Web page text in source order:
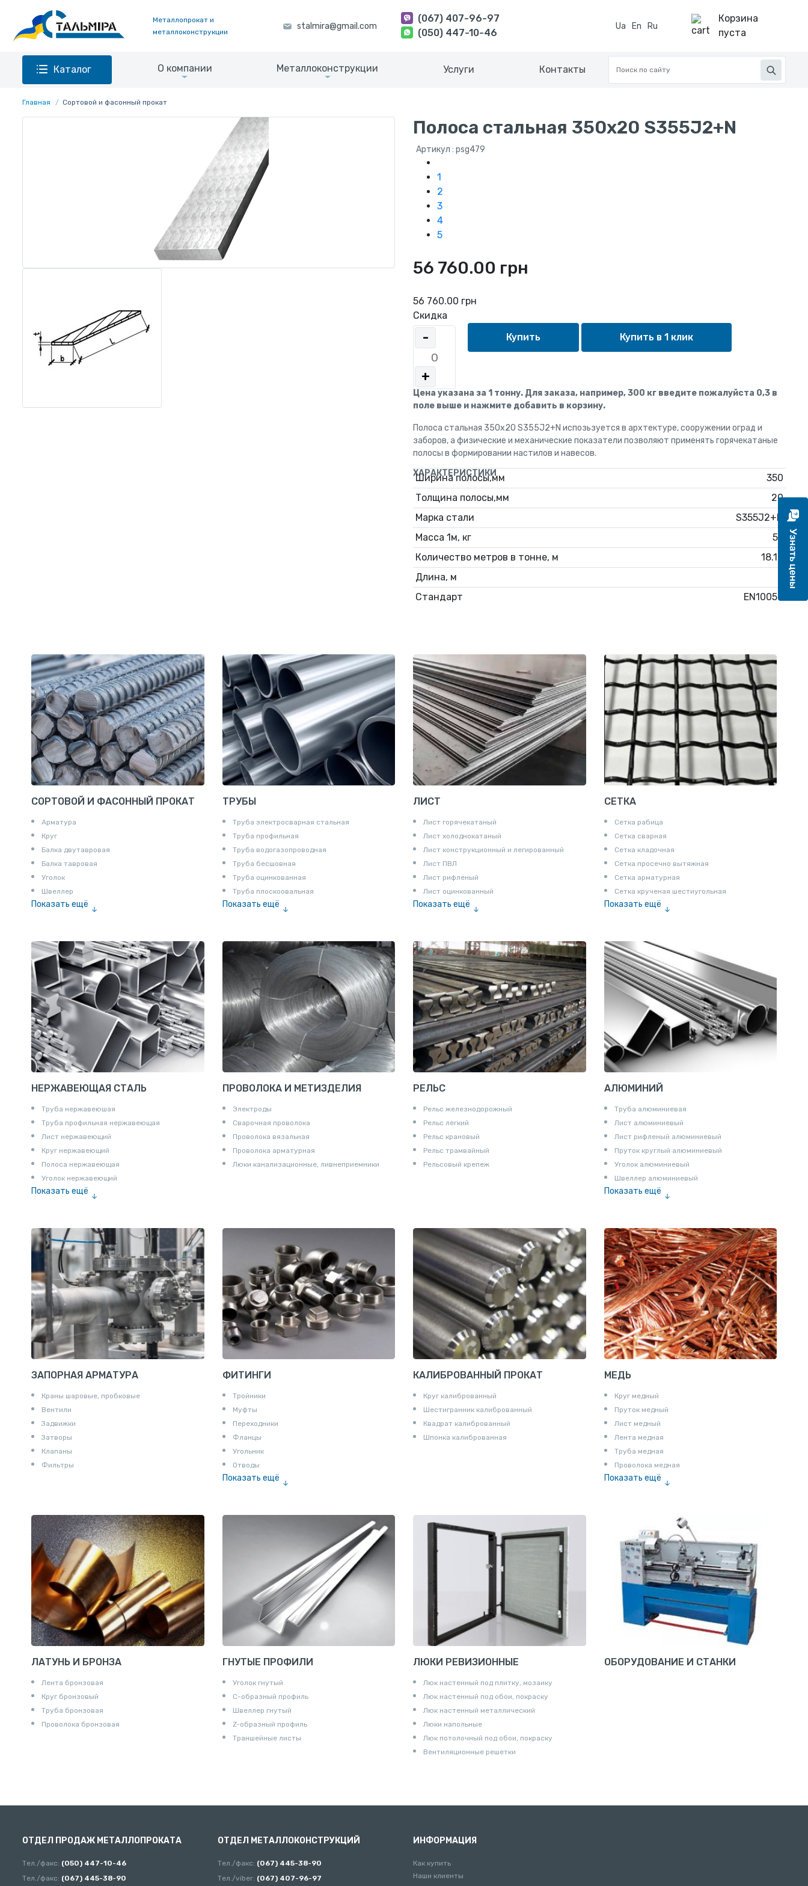
Металлопрокат и
металлоконструкции
(067) 407-96-97
(050) 447-10-46
Ua En Ru
Корзина
пуста
Каталог О компании Металлоконструкции Услуги Контакты
Главная Сортовой и фасонный прокат
Полоса стальная 350х20 S355J2+N
Артикул : psg479
1
2
3
4
5
56 760.00 грн
56 760.00 грн
Скидка
-
+
Купить в 1 клик
Цена указана за 1 тонну. Для заказа, например, 300 кг введите пожалуйста 0,3 в
поле выше и нажмите добавить в корзину.
Полоса стальная 350х20 S355J2+N испозьзуется в архтектуре, сооружении оград и
заборов, а физические и механические показатели позволяют применять горячекатаные
полосы в формировании настилов и навесов.
ХАРАКТЕРИСТИКИ
Ширина полосы,мм
350
Толщина полосы,мм
20
Марка стали
S355J2+N
Масса 1м, кг
55
Количество метров в тонне, м
18.18
Длина, м
Стандарт
EN10058
СОРТОВОЙ И ФАСОННЫЙ ПРОКАТ
Арматура
Круг
Балка двутавровая
Балка тавровая
Уголок
Швеллер
Показать ещё
Катанка
Шестигранник
Полособульб
Полукруг
Шпунт Ларсена
ТРУБЫ
Труба электросварная стальная
Труба профильная
Труба водогазопроводная
Труба бесшовная
Труба оцинкованная
Труба плоскоовальная
Показать ещё
ЛИСТ
Лист горячекатаный
Лист холоднокатаный
Лист конструкционный и легированный
Лист ПВЛ
Лист рифленый
Лист оцинкованный
Показать ещё
СЕТКА
Сетка рабица
Сетка сварная
Сетка кладочная
Сетка просечно вытяжная
Сетка арматурная
Сетка крученая шестиугольная
Показать ещё
НЕРЖАВЕЮЩАЯ СТАЛЬ
Труба нержавеюшая
Труба профильная нержавеющая
Лист нержавеющий
Круг нержавеющий
Полоса нержавеющая
Уголок нержавеющий
Показать ещё
ПРОВОЛОКА И МЕТИЗДЕЛИЯ
Электроды
Сварочная проволока
Проволока вязальная
Проволока арматурная
Люки канализационные, ливнеприемники
РЕЛЬС
Рельс железнодорожный
Рельс легкий
Рельс крановый
Рельс трамвайный
Рельсовый крепеж
АЛЮМИНИЙ
Труба алюминиевая
Лист алюминиевый
Лист рифленый алюминиевый
Пруток круглый алюминиевый
Уголок алюминиевый
Швеллер алюминиевый
Показать ещё
Шина электротехническая
Алюминиевая плита
Z профиль алюминиевый
Т профиль алюминиевый
Пруток квадратный алюминиевый
Полоса алюминиевая
Пруток шестигранный алюминиевый
ЗАПОРНАЯ АРМАТУРА
Краны шаровые, пробковые
Вентили
Задвижки
Затворы
Клапаны
Фильтры
ФИТИНГИ
Тройники
Муфты
Переходники
Фланцы
Угольник
Отводы
Показать ещё
Удлинители для труб
Крестовины
Контргайки
КАЛИБРОВАННЫЙ ПРОКАТ
Круг калиброванный
Шестигранник калиброванный
Квадрат калиброванный
Шпонка калиброванная
МЕДЬ
Круг медный
Пруток медный
Лист медный
Лента медная
Труба медная
Проволока медная
Показать ещё
ЛАТУНЬ И БРОНЗА
Лента бронзовая
Круг бронзовый
Труба бронзовая
Проволока бронзовая
ГНУТЫЕ ПРОФИЛИ
Уголок гнутый
С-образный профиль
Швеллер гнутый
Z-образный профиль
Траншейные листы
ЛЮКИ РЕВИЗИОННЫЕ
Люк настенный под плитку, мозаику
Люк настенный под обои, покраску
Люк настенный металлический
Люки напольные
Люк потолочный под обои, покраску
Вентиляционные решетки
ОБОРУДОВАНИЕ И СТАНКИ
ОТДЕЛ ПРОДАЖ МЕТАЛЛОПРОКАТА
Тел./факс: (050) 447-10-46
Тел./факс: (067) 445-38-90
ОТДЕЛ МЕТАЛЛОКОНСТРУКЦИЙ
Тел./факс: (067) 445-38-90
Тел./viber: (067) 407-96-97
ИНФОРМАЦИЯ
Как купить
Наши клиенты